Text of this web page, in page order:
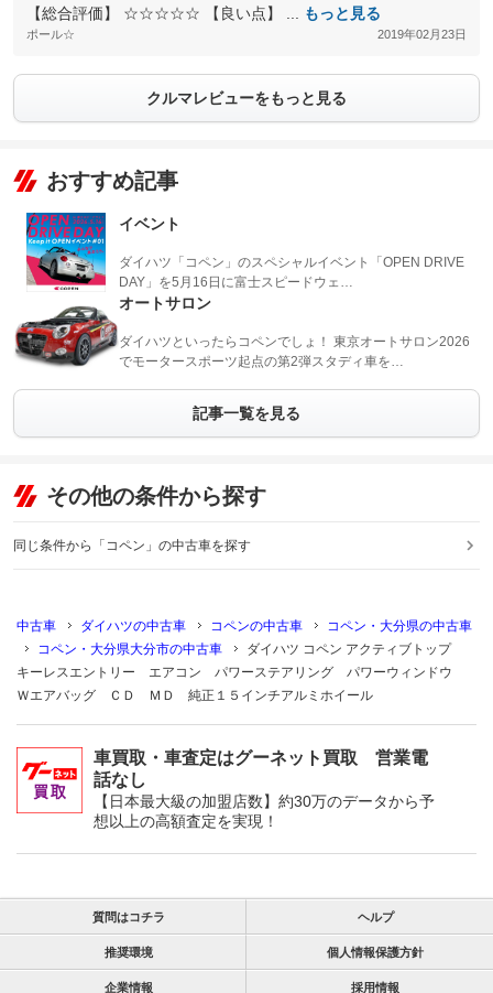
【総合評価】 ☆☆☆☆☆ 【良い点】 ...
もっと見る
ポール☆ 2019年02月23日
クルマレビューをもっと見る
おすすめ記事
イベント
ダイハツ「コペン」のスペシャルイベント「OPEN DRIVE
DAY」を5月16日に富士スピードウェ…
オートサロン
ダイハツといったらコペンでしょ！ 東京オートサロン2026
でモータースポーツ起点の第2弾スタディ車を…
記事一覧を見る
その他の条件から探す
同じ条件から「コペン」の中古車を探す
中古車 ダイハツの中古車 コペンの中古車
コペン・大分県の中古車
コペン・大分県大分市の中古車
ダイハツ コペン アクティブトップ
キーレスエントリー エアコン パワーステアリング パワーウィンドウ
Ｗエアバッグ ＣＤ ＭＤ 純正１５インチアルミホイール
車買取・車査定はグーネット買取 営業電
話なし
【日本最大級の加盟店数】約30万のデータから予
想以上の高額査定を実現！
質問はコチラ ヘルプ
推奨環境 個人情報保護方針
企業情報 採用情報